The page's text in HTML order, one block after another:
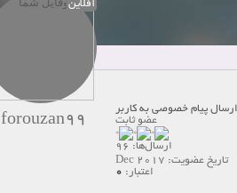
دعوت به همکاری مشاهده:0 زمان:10-21-2024
مشاهده:0 زمان:10-11-2024
آفلاین
forouzan99
ارسال پیام خصوصی به کاربر
عضو ثابت
ارسال‌ها: 96
تاریخ عضویت: Dec 2017
اعتبار: 0